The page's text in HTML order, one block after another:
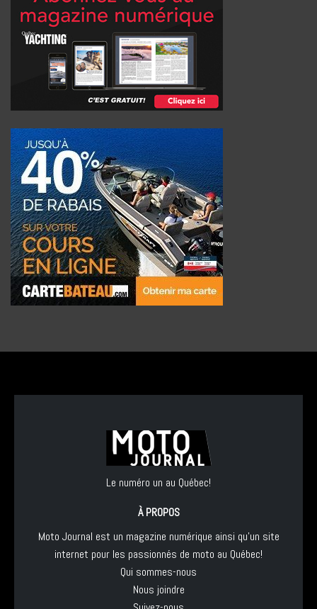
Le numéro un au Québec!
À PROPOS
Moto Journal est un magazine numérique ainsi qu'un site
internet pour les passionnés de moto au Québec!
Qui sommes-nous
Nous joindre